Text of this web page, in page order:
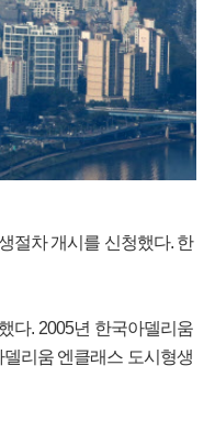
절차 개시를 신청했다. 한
다. 2005년 한국아델리움
리움 엔클래스 도시형생